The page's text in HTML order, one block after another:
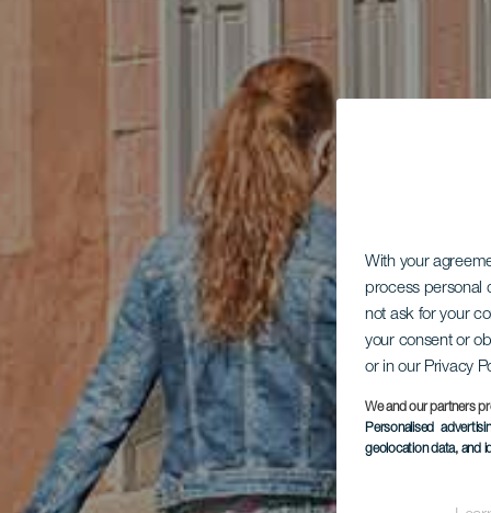
With your
process personal
not ask for your
your consent or
or in our Privacy
We and our partners
Personalised
geolocation data, and